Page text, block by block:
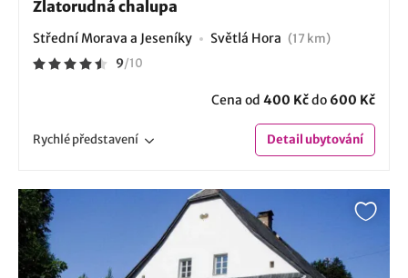
Zlatorudná chalupa
Střední Morava a Jeseníky Světlá Hora (17 km)
9/10
Cena od 400 Kčdo 600 Kč
Rychlépředstavení Detailubytování